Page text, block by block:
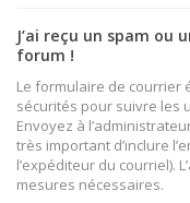
J’ai reçu un spam ou
forum !
Le formulaire de courrier
sécurités pour suivre les
Envoyez à
très important d’inclure
l’expéditeur du courriel).
mesures nécessaires.